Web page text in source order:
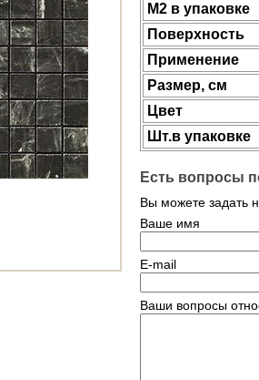
М2 в упаковке
Поверхность
Применение
Размер, см
Цвет
Шт.в упаковке
Есть вопросы
Вы можете
Ваше имя
E-mail
Ваши вопросы